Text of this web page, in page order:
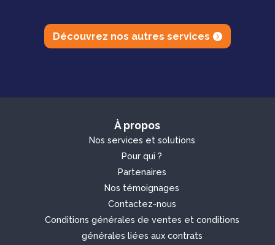
Découvrez nos autres services
À propos
Nos services et solutions
Pour qui ?
Partenaires
Nos témoignages
Contactez-nous
Conditions générales de ventes et conditions
générales liées aux contrats